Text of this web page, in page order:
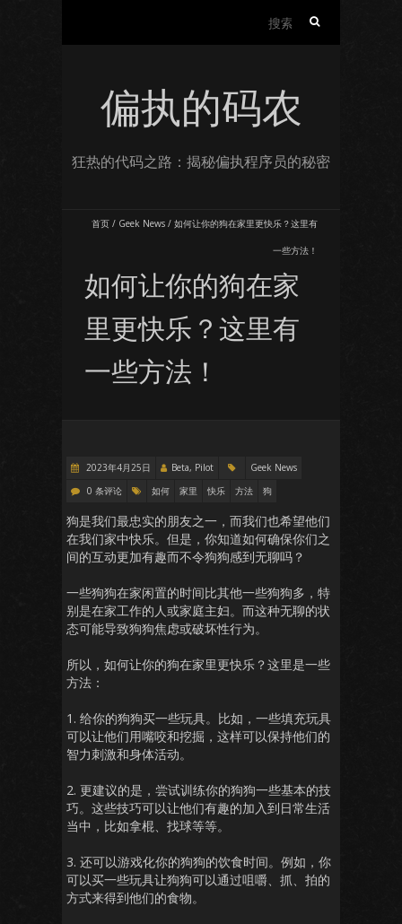
偏执的码农
狂热的代码之路：揭秘偏执程序员的秘密
首页 / Geek News / 如何让你的狗在家里更快乐？这里有
一些方法！
如何让你的狗在家
里更快乐？这里有
一些方法！
2023年4月25日 Beta, Pilot
Geek News
0 条评论
如何 家里 快乐 方法 狗
狗是我们最忠实的朋友之一，而我们也希望他们
在我们家中快乐。但是，你知道如何确保你们之
间的互动更加有趣而不令狗狗感到无聊吗？
一些狗狗在家闲置的时间比其他一些狗狗多，特
别是在家工作的人或家庭主妇。而这种无聊的状
态可能导致狗狗焦虑或破坏性行为。
所以，如何让你的狗在家里更快乐？这里是一些
方法：
1. 给你的狗狗买一些玩具。比如，一些填充玩具
可以让他们用嘴咬和挖掘，这样可以保持他们的
智力刺激和身体活动。
2. 更建议的是，尝试训练你的狗狗一些基本的技
巧。这些技巧可以让他们有趣的加入到日常生活
当中，比如拿棍、找球等等。
3. 还可以游戏化你的狗狗的饮食时间。例如，你
可以买一些玩具让狗狗可以通过咀嚼、抓、拍的
方式来得到他们的食物。